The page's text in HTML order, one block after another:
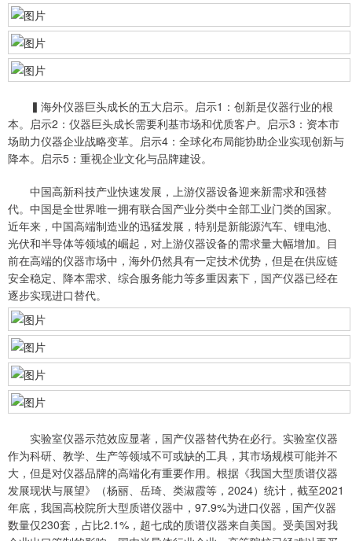
▍海外仪器巨头成长的五大启示。启示1：创新是仪器行业的根
本。启示2：仪器巨头成长需要利基市场和优质客户。启示3：资本市
场助力仪器企业战略变革。启示4：全球化布局能协助企业实现创新与
降本。启示5：重视企业文化与品牌建设。
中国高新科技产业快速发展，上游仪器设备迎来新需求和强替
代。中国是全世界唯一拥有联合国产业分类中全部工业门类的国家。
近年来，中国高端制造业的迅猛发展，特别是新能源汽车、锂电池、
光伏和半导体等领域的崛起，对上游仪器设备的需求量大幅增加。目
前在高端的仪器市场中，海外仍然具有一定技术优势，但是在供应链
安全稳定、降本需求、综合服务能力等多重因素下，国产仪器已经在
逐步实现进口替代。
实验室仪器示范效应显著，国产仪器替代势在必行。实验室仪器
作为科研、教学、生产等领域不可或缺的工具，其市场规模可能并不
大，但是对仪器品牌的高端化有重要作用。根据《我国大型质谱仪器
发展现状与展望》（杨丽、岳琦、类淑霞等，2024）统计，截至2021
年底，我国高校院所大型质谱仪器中，97.9%为进口仪器，国产仪器
数量仅230套，占比2.1%，超七成的质谱仪器来自美国。受美国对我